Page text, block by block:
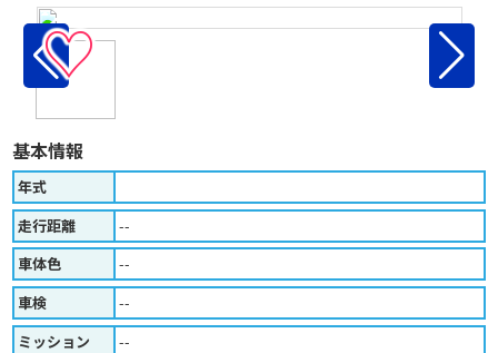
♡
基本情報
年式
走行距離
--
車体色
--
車検
--
ミッション
--